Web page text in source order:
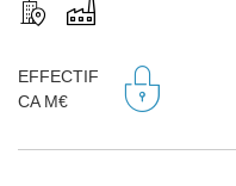
EFFECTIF
CA M€